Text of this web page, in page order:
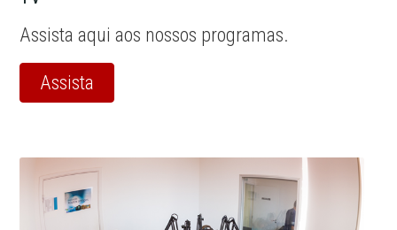
Assista aqui aos nossos programas.
Assista